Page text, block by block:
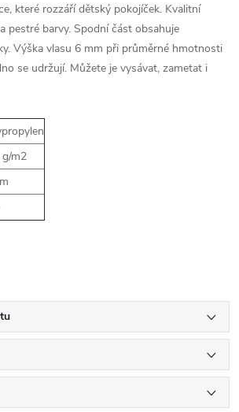
které rozzáří dětský pokojíček. Kvalitní
pestré barvy. Spodní část obsahuje
Výška vlasu 6 mm při průměrné hmotnosti
se udržují. Můžete je vysávat, zametat i
m2